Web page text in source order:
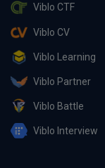
Viblo CTF
Viblo CV
Viblo Learning
Viblo Partner
Viblo Battle
Viblo Interview